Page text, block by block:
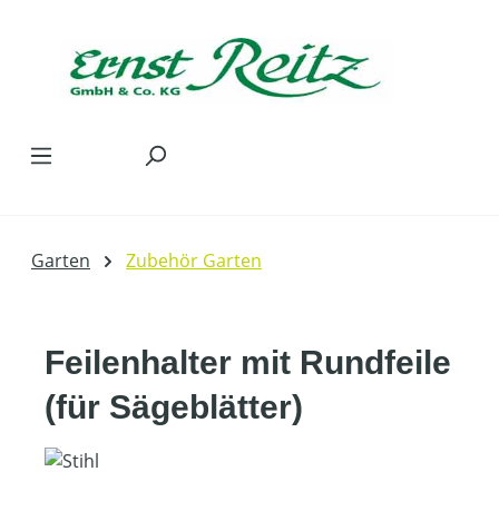
Garten Zubehör Garten
Feilenhalter mit Rundfeile
(für Sägeblätter)